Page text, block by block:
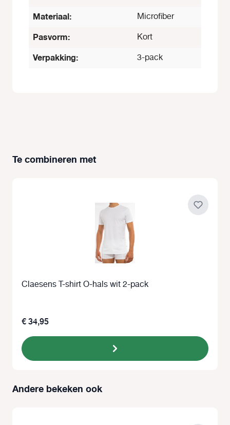
Materiaal: Microfiber
Pasvorm: Kort
Verpakking: 3-pack
Productgalerij overslaan
Te combineren met
Claesens T-shirt O-hals wit 2-pack
€ 34,95
Productgalerij overslaan
Andere bekeken ook